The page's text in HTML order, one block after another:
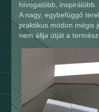
hívogatóbb,
A nagy, egybefüggő
praktikus módon mégis
nem állja útját a